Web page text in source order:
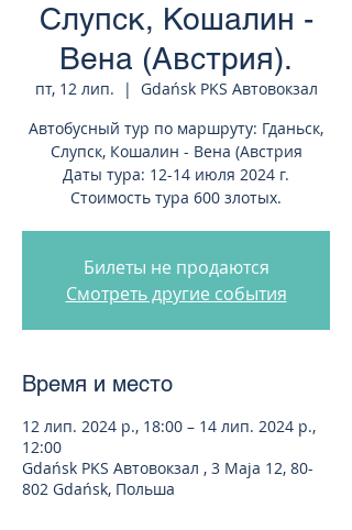
Слупск, Кошалин -
Вена (Австрия).
пт, 12 лип.
  |
Gdańsk PKS Автовокзал
Автобусный тур по маршруту: Гданьск,
Слупск, Кошалин - Вена (Австрия
Даты тура: 12-14 июля 2024 г.
Стоимость тура 600 злотых.
Билеты не продаются
Смотреть другие события
Время и место
12 лип. 2024 р., 18:00 – 14 лип. 2024 р.,
12:00
Gdańsk PKS Автовокзал , 3 Maja 12, 80-
802 Gdańsk, Польша